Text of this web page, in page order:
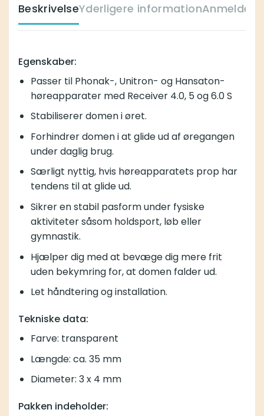
BeskrivelseYderligere information
Egenskaber:
Passer til Phonak-, Unitron- og Hansaton-
høreapparater med Receiver 4.0, 5 og 6.0 S
Stabiliserer domen i øret.
Forhindrer domen i at glide ud af øregangen
under daglig brug.
Særligt nyttig, hvis høreapparatets prop har
tendens til at glide ud.
Sikrer en stabil pasform under fysiske
aktiviteter såsom holdsport, løb eller
gymnastik.
Hjælper dig med at bevæge dig mere frit
uden bekymring for, at domen falder ud.
Let håndtering og installation.
Tekniske data:
Farve: transparent
Længde: ca. 35 mm
Diameter: 3 x 4 mm
Pakken indeholder: